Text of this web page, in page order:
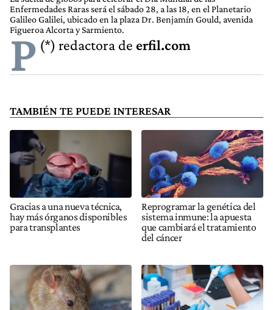
Enfermedades Raras será el sábado 28, a las 18, en el Planetario
Galileo Galilei, ubicado en la plaza Dr. Benjamín Gould, avenida
Figueroa Alcorta y Sarmiento.
(*) redactora de
P erfil.com
TAMBIÉN TE PUEDE INTERESAR
Gracias a una nueva técnica,
hay más órganos disponibles
para transplantes
Reprogramar la genética del
sistema inmune: la apuesta
que cambiará el tratamiento
del cáncer